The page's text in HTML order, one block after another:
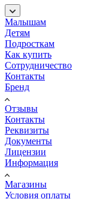
Малышам
Детям
Подросткам
Как купить
Сотрудничество
Контакты
Бренд
Отзывы
Контакты
Реквизиты
Документы
Лицензии
Информация
Магазины
Условия оплаты